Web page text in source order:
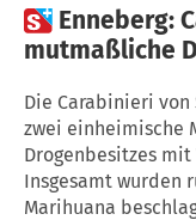
 Enneberg:
mutmaßliche
Die Carabinieri
zwei einheimische
Drogenbesitzes
Insgesamt wurden
Marihuana